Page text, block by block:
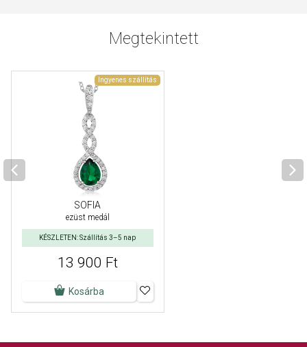
Megtekintett
Ingyenes szállítás
SOFIA
ezüst medál
KÉSZLETEN: Szállítás 3–5 nap
13 900 Ft
Kosárba